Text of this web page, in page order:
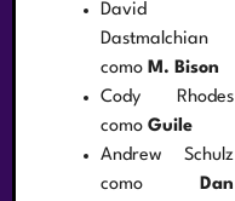
David
Dastmalchian
como M. Bison
Cody Rhodes
como Guile
Andrew Schulz
como Dan